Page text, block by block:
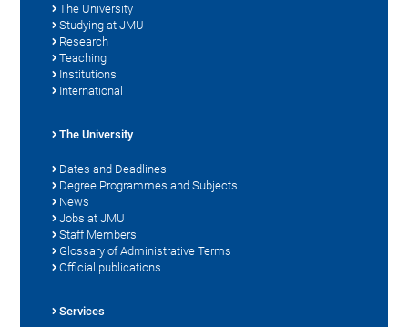
The University
Studying at JMU
Research
Teaching
Institutions
International
The University
Dates and Deadlines
Degree Programmes and Subjects
News
Jobs at JMU
Staff Members
Glossary of Administrative Terms
Official publications
Services